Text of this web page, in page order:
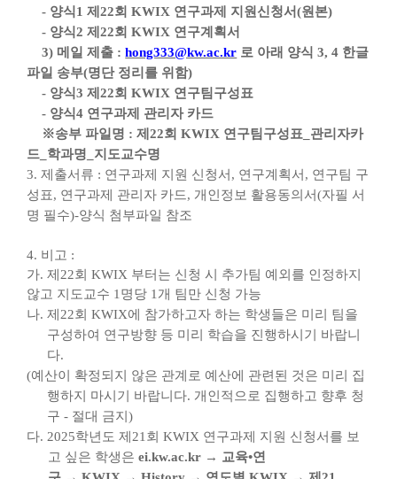
- 양식1제22회KWIX 연구과제 지원신청서(원본)
- 양식2제22회KWIX 연구계획서
3) 메일 제출 :hong333@kw.ac.kr 로 아래 양식3, 4 한글
파일 송부(명단 정리를 위함)
- 양식3제22회KWIX 연구팀구성표
- 양식4 연구과제 관리자 카드
※송부 파일명 :제22회KWIX 연구팀구성표 관리자카
드_ 학과명
지도교수명
3. 제출서류 : 연구과제 지원 신청서 , 연구계획서 , 연구팀 구
성표, 연구과제 관리자 카드, 개인정보 활용동의서(자필 서
명 필수)-양식 첨부파일 참조
4. 비고 :
가. 제 22회 KWIX 부터는 신청 시 추가팀 예외를 인정하지
않고 지도교수 1명당 1개 팀만 신청 가능
나. 제 22회 KWIX에 참가하고자 하는 학생들은 미리 팀을
구성하여 연구방향 등 미리 학습을 진행하시기 바랍니
다.
(예산이 확정되지 않은 관계로 예산에 관련된 것은 미리 집
행하지 마시기 바랍니다. 개인적으로 집행하고 향후 청
구 - 절대 금지 )
다. 2025학년도 제 21회 KWIX 연구과제 지원 신청서를 보
고 싶은 학생은ei.kw.ac.kr → 교육•연